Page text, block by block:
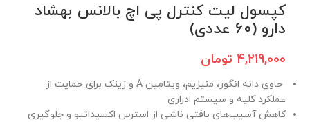
کپسول لیت کنترل پی اچ بالانس بهشاد
دارو (60 عددی)
4,219,000 تومان
حاوی دانه انگور، منیزیم، ویتامین A و زینک برای حمایت از
عملکرد کلیه و سیستم ادراری
کاهش آسیب‌های بافتی ناشی از استرس اکسیداتیو و جلوگیری